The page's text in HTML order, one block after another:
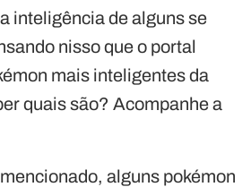
inteligência de alguns se
nisso que o portal
mais inteligentes da
quais são? Acompanhe a
alguns pokémon